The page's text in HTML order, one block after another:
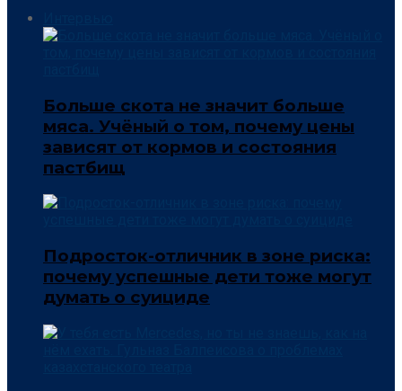
Больше скота не значит больше
мяса. Учёный о том, почему цены
зависят от кормов и состояния
пастбищ
Подросток-отличник в зоне риска:
почему успешные дети тоже могут
думать о суициде